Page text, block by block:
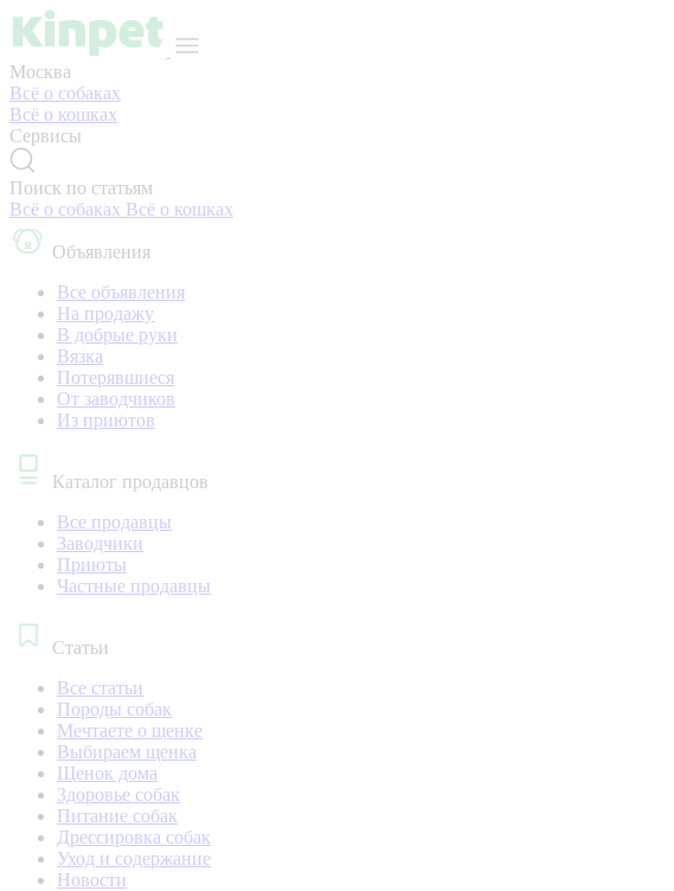
Москва
Всё о собаках
Всё о кошках
Сервисы
Поиск по статьям
Всё о собаках Всё о кошках
Объявления
Все объявления
На продажу
В добрые руки
Вязка
Потерявшиеся
От заводчиков
Из приютов
Каталог продавцов
Все продавцы
Заводчики
Приюты
Частные продавцы
Статьи
Все статьи
Породы собак
Мечтаете о щенке
Выбираем щенка
Щенок дома
Здоровье собак
Питание собак
Дрессировка собак
Уход и содержание
Новости